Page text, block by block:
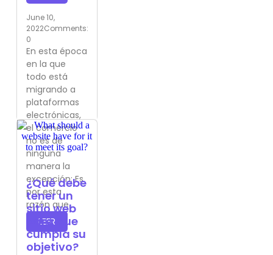
June 10,
2022Comments:
0
En esta época
en la que
todo está
migrando a
plataformas
electrónicas,
el comercio
no es de
ninguna
manera la
excepción; Es
por esta
razón que...
LEER
¿Qué debe
tener un
sitio web
para que
cumpla su
objetivo?